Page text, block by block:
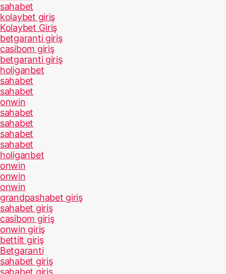
sahabet
kolaybet giriş
Kolaybet Giriş
betgaranti giriş
casibom giriş
betgaranti giriş
holiganbet
sahabet
sahabet
onwin
sahabet
sahabet
sahabet
sahabet
holiganbet
onwin
onwin
onwin
grandpashabet giriş
sahabet giriş
casibom giriş
onwin giriş
bettilt giriş
Betgaranti
sahabet giriş
sahabet giriş